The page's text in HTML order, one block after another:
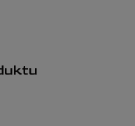
płatności